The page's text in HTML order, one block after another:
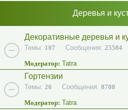
Деревья и
Декоративные деревья и
Темы: 107 Сообщения: 25584
Модератор: Tatra
Гортензии
Темы: 26 Сообщения: 8708
Модератор: Tatra